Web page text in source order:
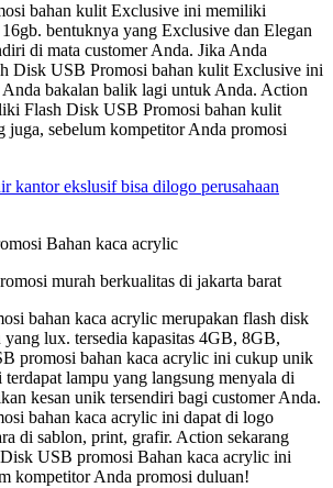
bahan kulit Exclusive ini memiliki
bentuknya yang Exclusive dan Elegan
di mata customer Anda. Jika Anda
Disk USB Promosi bahan kulit Exclusive ini
bakalan balik lagi untuk Anda. Action
Flash Disk USB Promosi bahan kulit
juga, sebelum kompetitor Anda promosi
kantor ekslusif bisa dilogo perusahaan
Bahan kaca acrylic
bahan kaca acrylic merupakan flash disk
yang lux. tersedia kapasitas 4GB, 8GB,
promosi bahan kaca acrylic ini cukup unik
lampu yang langsung menyala di
kesan unik tersendiri bagi customer Anda.
bahan kaca acrylic ini dapat di logo
di sablon, print, grafir. Action sekarang
USB promosi Bahan kaca acrylic ini
kompetitor Anda promosi duluan!